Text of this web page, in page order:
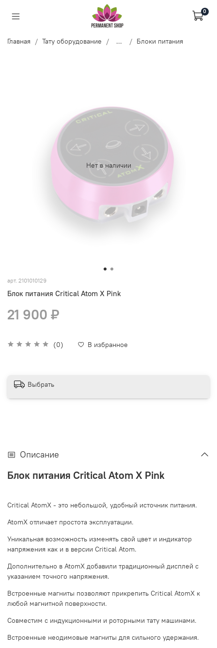
0
Главная Тату оборудование ... Блоки питания
Нет в наличии
арт. 2101010129
Блок питания Critical Atom X Pink
(0) В избранное
21 900 ₽
Выбрать
Описание
Блок питания Critical Atom X Pink
Critical AtomX - это небольшой, удобный источник питания.
AtomX отличает простота эксплуатации.
Уникальная возможность изменять свой цвет и индикатор
напряжения как и в версии Critical Atom.
Дополнительно в AtomX добавили традиционный дисплей с
указанием точного напряжения.
Встроенные магниты позволяют прикрепить Critical AtomX к
любой магнитной поверхности.
Совместим с индукционными и роторными тату машинами.
Встроенные неодимовые магниты для сильного удержания.